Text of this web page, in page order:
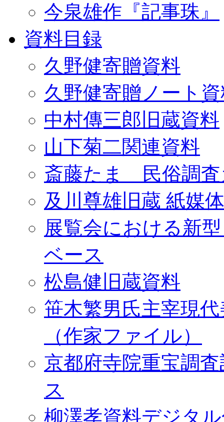
今泉雄作『記事珠』
資料目録
久野健寄贈資料
久野健寄贈ノート
中村傳三郎旧蔵資料
山下菊二関連資料
斎藤たま 民俗調査
及川尊雄旧蔵 紙媒
展覧会における新
ベース
松島健旧蔵資料
笹木繁男氏主宰現
（作家ファイル）
京都府寺院重宝調
ス
柳澤孝資料デジタ